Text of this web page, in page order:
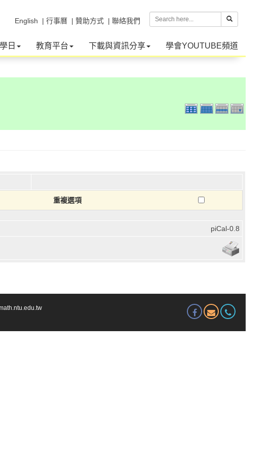
| 聯絡我們
| 贊助方式
| 行事曆
English
日 教育平台 下載與資訊分享 學會YOUTUBE頻道
重複選項
piCal-0.8